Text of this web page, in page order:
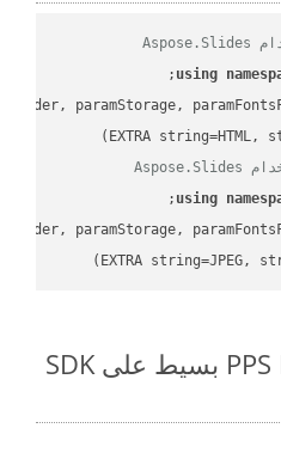
using
paramStorage,
using
paramStorage,
تحويل PPS Files to JPEG بسيط على SDK